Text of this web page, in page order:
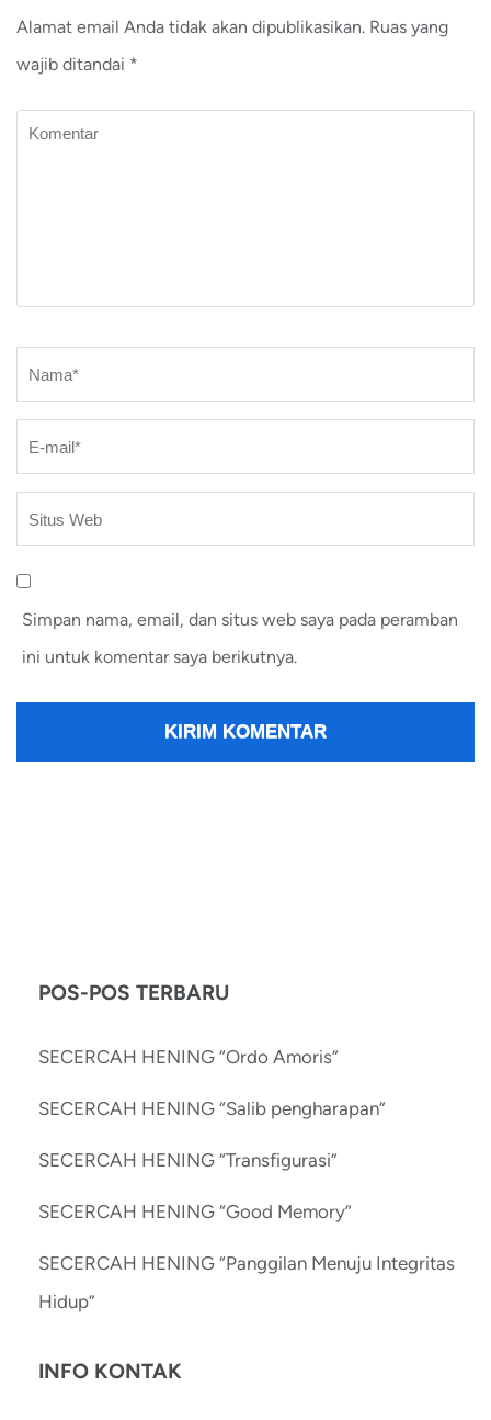
Alamat email Anda tidak akan dipublikasikan. Ruas yang
wajib ditandai *
Komentar
Nama
Simpan nama, email, dan situs web saya pada peramban
ini untuk komentar saya berikutnya.
POS-POS TERBARU
SECERCAH HENING “Ordo Amoris”
SECERCAH HENING “Salib pengharapan”
SECERCAH HENING “Transfigurasi”
SECERCAH HENING “Good Memory”
SECERCAH HENING “Panggilan Menuju Integritas
Hidup”
INFO KONTAK